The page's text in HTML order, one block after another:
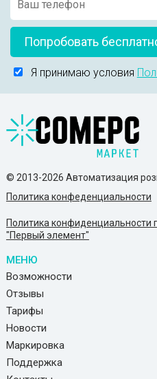
Попробовать
Я принимаю условия
© 2013-2026 Автоматизация
Политика конфеденциальности
Политика
"Первый элемент"
МЕНЮ
Возможности
Отзывы
Тарифы
Новости
Маркировка
Поддержка